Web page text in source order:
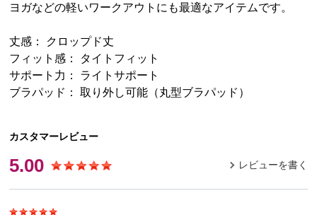
ヨガなどの軽いワークアウトにも最適なアイテムです。
丈感： クロップド丈
フィット感： タイトフィット
サポート力： ライトサポート
ブラパッド： 取り外し可能（丸型ブラパッド）
カスタマーレビュー
5.00 レビューを書く